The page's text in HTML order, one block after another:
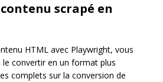
scrapé en
HTML avec Playwright, vous
convertir en un format plus
complets sur la conversion de